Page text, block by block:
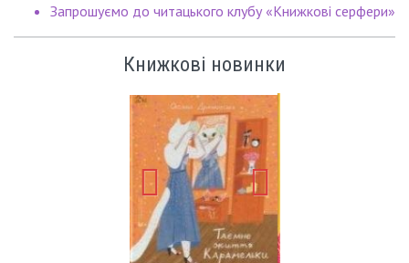
Запрошуємо до читацького клубу «Книжкові серфери»
Книжкові новинки